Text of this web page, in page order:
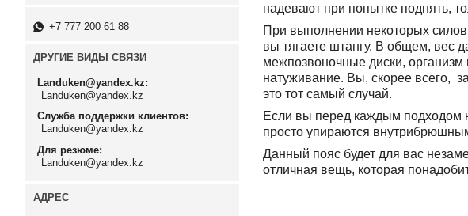
надевают при попытке поднять,
При выполнении некоторых
вы тягаете штангу. В общем, вес
межпозвоночные диски,
натуживание. Вы, скорее всего,
это тот самый случай.
Если вы перед каждым подходом
просто упираются
Данный пояс будет для вас
отличная вещь, которая
+7 777 200 61 88
ДРУГИЕ ВИДЫ СВЯЗИ
Landuken@yandex.kz
Landuken@yandex.kz
Служба поддержки клиентов
Landuken@yandex.kz
Для резюме
Landuken@yandex.kz